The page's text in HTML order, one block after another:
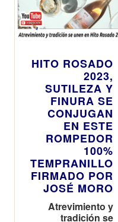
HITO ROSADO
2023,
SUTILEZA Y
FINURA SE
CONJUGAN
EN ESTE
ROMPEDOR
100%
TEMPRANILLO
FIRMADO POR
JOSÉ MORO
Atrevimiento y
tradición se